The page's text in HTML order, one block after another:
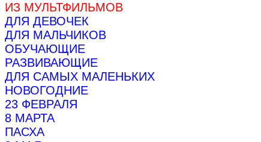
ИЗ МУЛЬТФИЛЬМОВ
ДЛЯ ДЕВОЧЕК
ДЛЯ МАЛЬЧИКОВ
ОБУЧАЮЩИЕ
РАЗВИВАЮЩИЕ
ДЛЯ САМЫХ МАЛЕНЬКИХ
НОВОГОДНИЕ
23 ФЕВРАЛЯ
8 МАРТА
ПАСХА